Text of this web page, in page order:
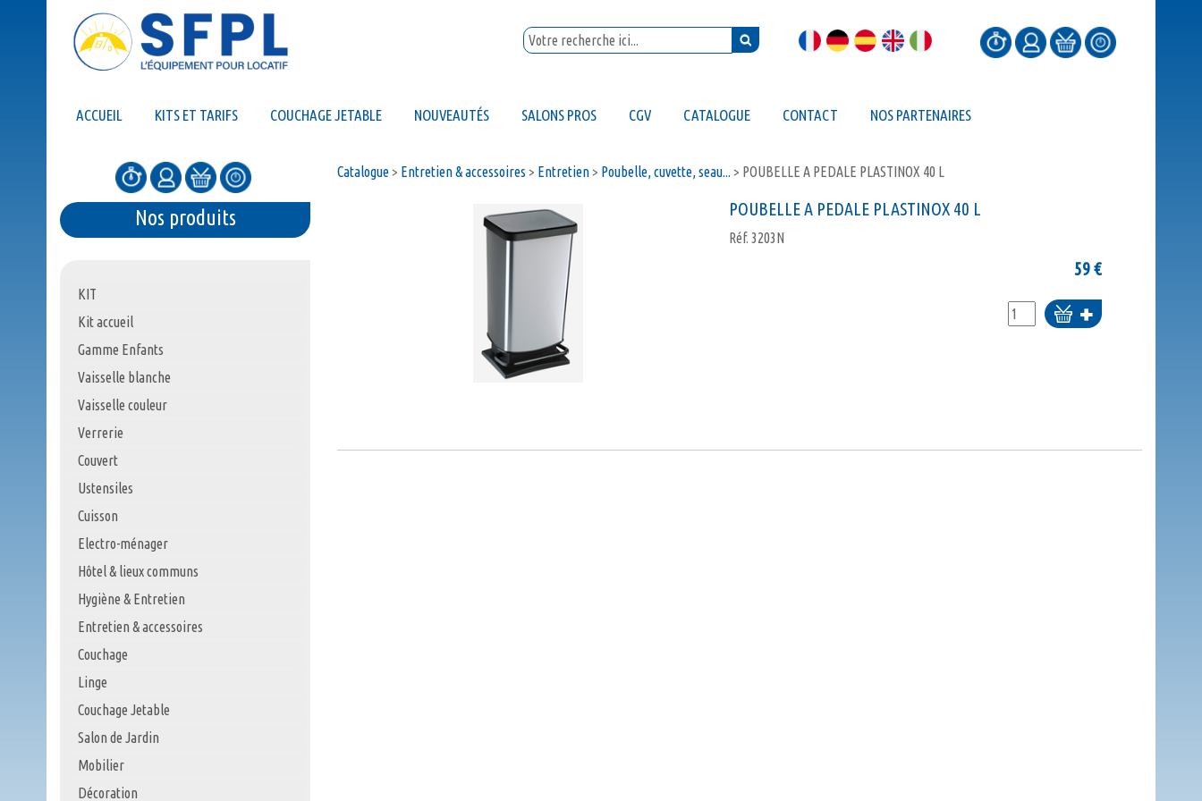
ACCUEIL KITS ET TARIFS COUCHAGE JETABLE NOUVEAUTÉS SALONS PROS CGV CATALOGUE CONTACT NOS PARTENAIRES
Nos produits
KIT
Kit accueil
Gamme Enfants
Vaisselle blanche
Vaisselle couleur
Verrerie
Couvert
Ustensiles
Cuisson
Electro-ménager
Hôtel & lieux communs
Hygiène & Entretien
Entretien & accessoires
Couchage
Linge
Couchage Jetable
Salon de Jardin
Mobilier
Décoration
Catalogue> Entretien & accessoires > Entretien> Poubelle, cuvette, seau... > POUBELLE A PEDALE PLASTINOX 40 L
POUBELLE A PEDALE PLASTINOX 40 L
Réf. 3203N
59€
Ajouter
au